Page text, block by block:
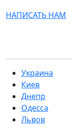
НАПИСАТЬ НАМ
Украина
Киев
Днепр
Одесса
Львов